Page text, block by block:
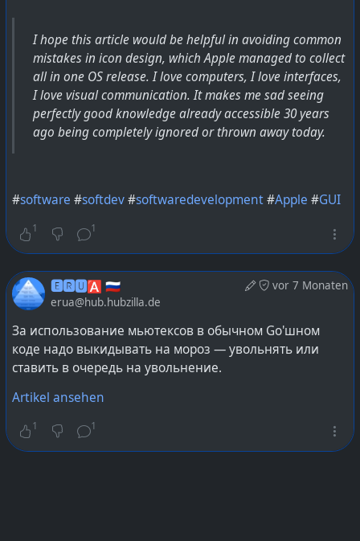
I hope this article would be helpful in avoiding common
mistakes in icon design, which Apple managed to collect
all in one OS release. I love computers, I love interfaces,
I love visual communication. It makes me sad seeing
perfectly good knowledge already accessible 30 years
ago being completely ignored or thrown away today.
#software #softdev#softwaredevelopment#Apple #GUI
1 1
vor 7 Monaten
🅴🆁🆄🅰 🇷🇺
erua@hub.hubzilla.de
За использование мьютексов в обычном Go'шном
коде надо выкидывать на мороз — увольнять или
ставить в очередь на увольнение.
Artikel ansehen
1 1